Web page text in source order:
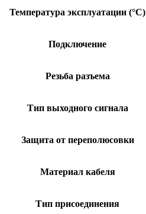
Температура эксплуатации (°C)
Подключение
Резьба разъема
Тип выходного сигнала
Защита от переполюсовки
Материал кабеля
Тип присоединения